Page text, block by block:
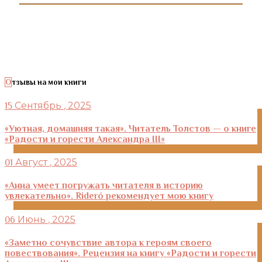
Отзывы на мои книги
15 Сентябрь , 2025
«Уютная, домашняя такая». Читатель Толстов — о книге
«Радости и горести Александра III»
01 Август , 2025
«Анна умеет погружать читателя в историю
увлекательно». Rideró рекомендует мою книгу
06 Июнь , 2025
«Заметно сочувствие автора к героям своего
повествования». Рецензия на книгу «Радости и горести